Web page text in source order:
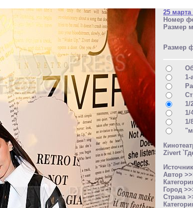
25 марта
Номер
Размер
Размер
1-
1/
1/
1/
Zivert
Автор
Город
Страна